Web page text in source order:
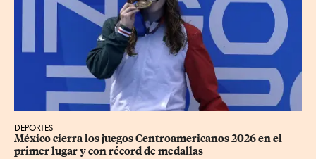
DEPORTES
México cierra los juegos Centroamericanos 2026 en el
primer lugar y con récord de medallas